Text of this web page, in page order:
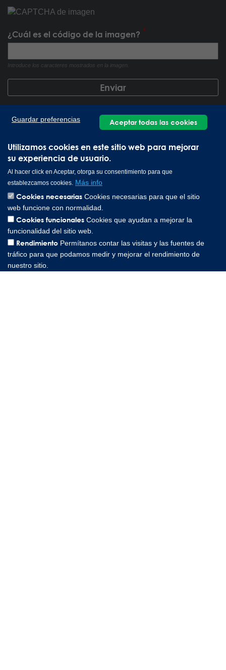
Utilizamos cookies en este sitio web para mejorar
su experiencia de usuario.
Al hacer click en Aceptar, otorga su consentimiento para que
establezcamos cookies. Más info
Cookies necesarias Cookies necesarias para que el sitio
web funcione con normalidad.
Cookies funcionales Cookies que ayudan a mejorar la
funcionalidad del sitio web.
Rendimiento Permítanos contar las visitas y las fuentes de
tráfico para que podamos medir y mejorar el rendimiento de
nuestro sitio.
Guardar preferencias Aceptar todas las cookies
¿Cuál es el código de la imagen?
Introduce los caracteres mostrados en la imagen.
Lee Spring Altenaer Straße 23, 58507 Lüdenscheid Germany |
Copyright © 2026 Lee Spring Company